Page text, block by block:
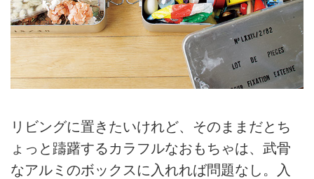
リビングに置きたいけれど、そのままだとち
ょっと躊躇するカラフルなおもちゃは、武骨
なアルミのボックスに入れれば問題なし。入